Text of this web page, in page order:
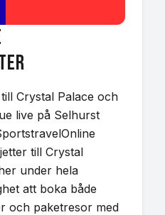
Crystal Palace och
live på Selhurst
till Crystal
under hela
att boka både
och paketresor med